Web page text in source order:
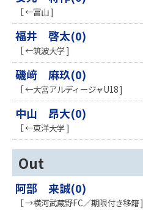
［ ←富山 ]
福井 啓太(0)
［ ←筑波大学 ]
磯﨑 麻玖(0)
［ ←大宮アルディージャU18 ]
中山 昂大(0)
［ ←東洋大学 ]
Out
阿部 来誠(0)
［ →横河武蔵野FC／期限付き移籍 ]